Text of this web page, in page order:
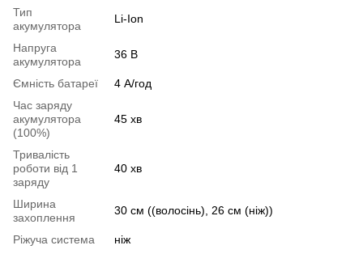
Тип
акумулятора
Li-Ion
Напруга
акумулятора
36 В
Ємність батареї
4 А/год
Час заряду
акумулятора
(100%)
45 хв
Тривалість
роботи від 1
заряду
40 хв
Ширина
захоплення
30 см ((волосінь), 26 см (ніж))
Ріжуча система
ніж